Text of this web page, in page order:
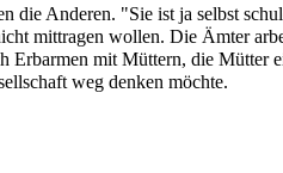
die Anderen. "Sie ist ja selbst
mittragen wollen. Die Ämter
Erbarmen mit Müttern, die Mütter
weg denken möchte.